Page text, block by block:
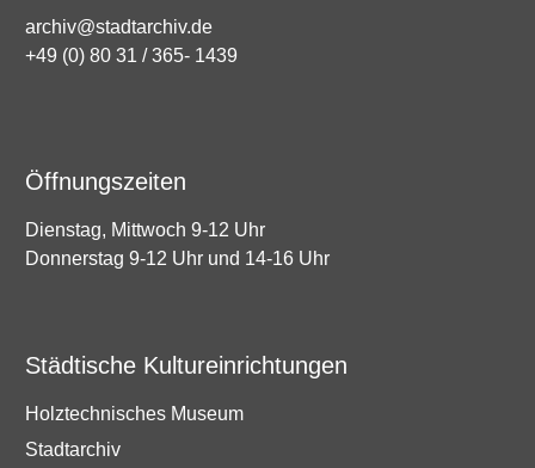
archiv@stadtarchiv.de
+49 (0) 80 31 / 365- 1439
Öffnungszeiten
Dienstag, Mittwoch 9-12 Uhr
Donnerstag 9-12 Uhr und 14-16 Uhr
Städtische Kultureinrichtungen
Holztechnisches Museum
Stadtarchiv